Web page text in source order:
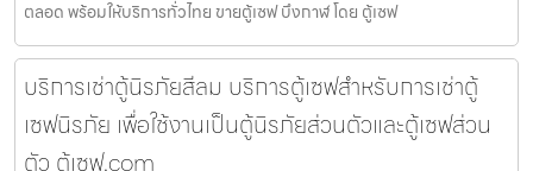
ตลอด พร้อมให้บริการทั่วไทย ขายตู้เซฟ บึงกาฬ โดย ตู้เซฟ
บริการเช่าตู้นิรภัยสีลม บริการตู้เซฟสำหรับการเช่าตู้
เซฟนิรภัย เพื่อใช้งานเป็นตู้นิรภัยส่วนตัวและตู้เซฟส่วน
ตัว ตู้เซฟ.com